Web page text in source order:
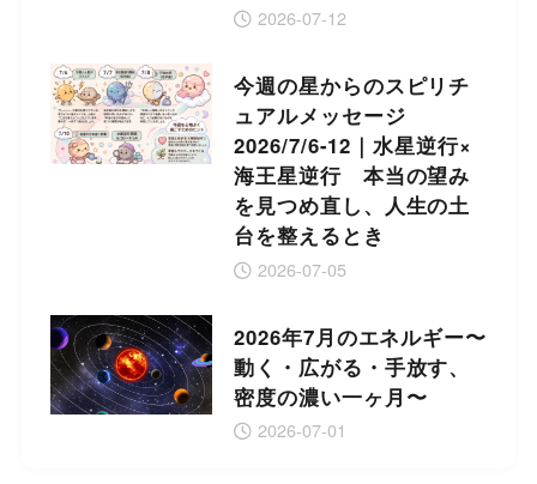
2026-07-12
今週の星からのスピリチ
ュアルメッセージ
2026/7/6-12｜水星逆行×
海王星逆行 本当の望み
を見つめ直し、人生の土
台を整えるとき
2026-07-05
2026年7月のエネルギー〜
動く・広がる・手放す、
密度の濃い一ヶ月〜
2026-07-01